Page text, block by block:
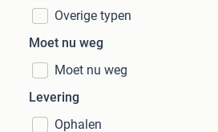
Overige typen
Moet nu weg
Moet nu weg
Levering
Ophalen